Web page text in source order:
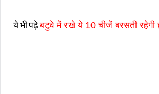
ये भी पढ़ेबटुवे में रखे ये 10 चीजें बरसती रहेगी